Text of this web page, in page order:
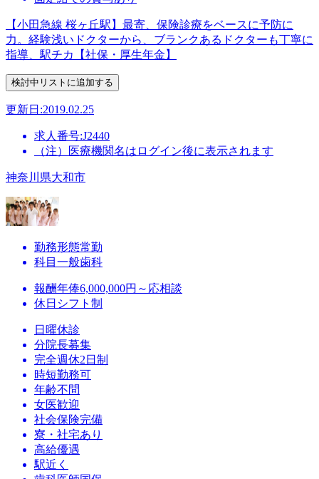
【小田急線 桜ヶ丘駅】最寄、保険診療をベースに予防に
力。経験浅いドクターから、ブランクあるドクターも丁寧に
指導、駅チカ【社保・厚生年金】
更新日:2019.02.25
求人番号:J2440
（注）医療機関名はログイン後に表示されます
神奈川県大和市
勤務形態常勤
科目 一般歯科
報酬年俸6,000,000円～応相談
休日 シフト制
日曜休診
分院長募集
完全週休2日制
時短勤務可
年齢不問
女医歓迎
社会保険完備
寮・社宅あり
高給優遇
駅近く